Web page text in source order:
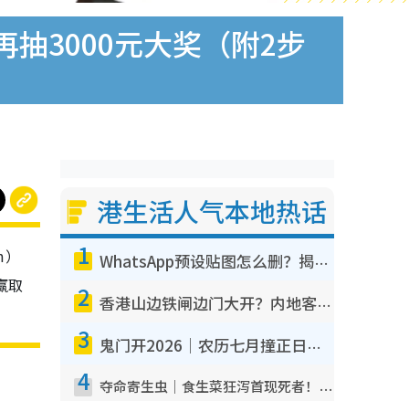
抽3000元大奖（附2步
取
港生活人气本地热话
1 WhatsApp预设贴图怎么删？揭秘1招“反向操作”还原简洁界面 附3步实测教程
2 香港山边铁闸边门大开？内地客困惑意义何在！网友神回复：这种叫法理性防御
3 鬼门开2026｜农历七月撞正日全食特别邪？专家警告切忌做一事！揭4大禁忌+2招保平安
4 夺命寄生虫｜食生菜狂泻首现死者！疫潮恶化录1.8万宗病例 揭洗菜3大谬误